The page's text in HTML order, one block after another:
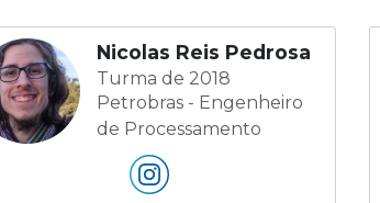
Nicolas Reis Pedrosa
Turma de 2018
Petrobras - Engenheiro
de Processamento